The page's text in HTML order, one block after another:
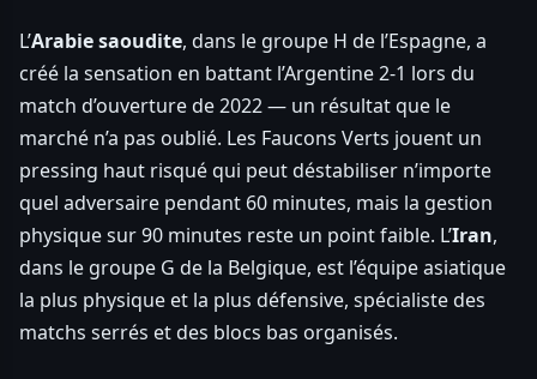
L’Arabie saoudite, dans le groupe H de l’Espagne, a
créé la sensation en battant l’Argentine 2-1 lors du
match d’ouverture de 2022 — un résultat que le
marché n’a pas oublié. Les Faucons Verts jouent un
pressing haut risqué qui peut déstabiliser n’importe
quel adversaire pendant 60 minutes, mais la gestion
physique sur 90 minutes reste un point faible. L’Iran,
dans le groupe G de la Belgique, est l’équipe asiatique
la plus physique et la plus défensive, spécialiste des
matchs serrés et des blocs bas organisés.